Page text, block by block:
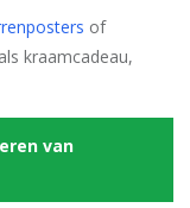
of
kraamcadeau,
van